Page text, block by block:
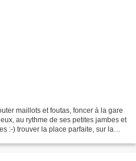
maillots et foutas, foncer à la gare
au rythme de ses petites jambes et
:-) trouver la place parfaite, sur la